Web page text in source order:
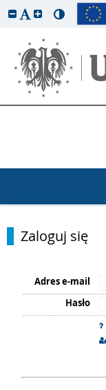
Zaloguj się
Adres e-mail
Hasło